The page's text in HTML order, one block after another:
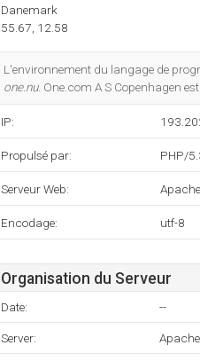
Danemark
55.67, 12.58
L'environnement du langage de
one.nu. One.com A S Copenhagen
IP:
Propulsé par: PHP/
Serveur Web: Apache
Encodage: utf-8
Organisation du Serveur
Date: --
Server: Apache